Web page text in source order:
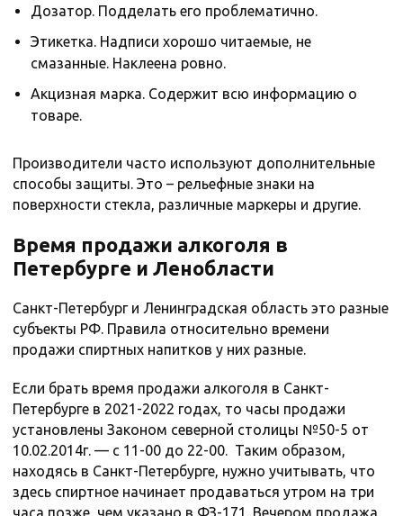
Дозатор. Подделать его проблематично.
Этикетка. Надписи хорошо читаемые, не
смазанные. Наклеена ровно.
Акцизная марка. Содержит всю информацию о
товаре.
Производители часто используют дополнительные
способы защиты. Это – рельефные знаки на
поверхности стекла, различные маркеры и другие.
Время продажи алкоголя в
Петербурге и Ленобласти
Санкт-Петербург и Ленинградская область это разные
субъекты РФ. Правила относительно времени
продажи спиртных напитков у них разные.
Если брать время продажи алкоголя в Санкт-
Петербурге в 2021-2022 годах, то часы продажи
установлены Законом северной столицы №50-5 от
10.02.2014г. — с 11-00 до 22-00. Таким образом,
находясь в Санкт-Петербурге, нужно учитывать, что
здесь спиртное начинает продаваться утром на три
часа позже, чем указано в ФЗ-171. Вечером продажа